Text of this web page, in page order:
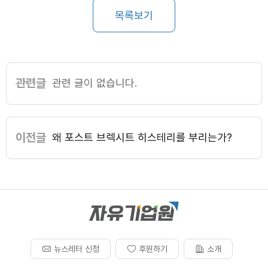
목록보기
관련글 관련 글이 없습니다.
이전글 왜 포스트 브렉시트 히스테리를 부리는가?
뉴스레터 신청 후원하기 소개